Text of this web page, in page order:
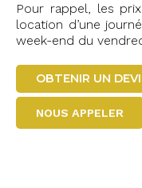
Pour rappel, les
location d’une
week-end du
OBTENIR UN
NOUS APPELER